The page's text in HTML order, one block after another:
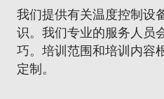
我们提供有关温度控制设
识。我们专业的服务人员
巧。培训范围和培训内容
定制。